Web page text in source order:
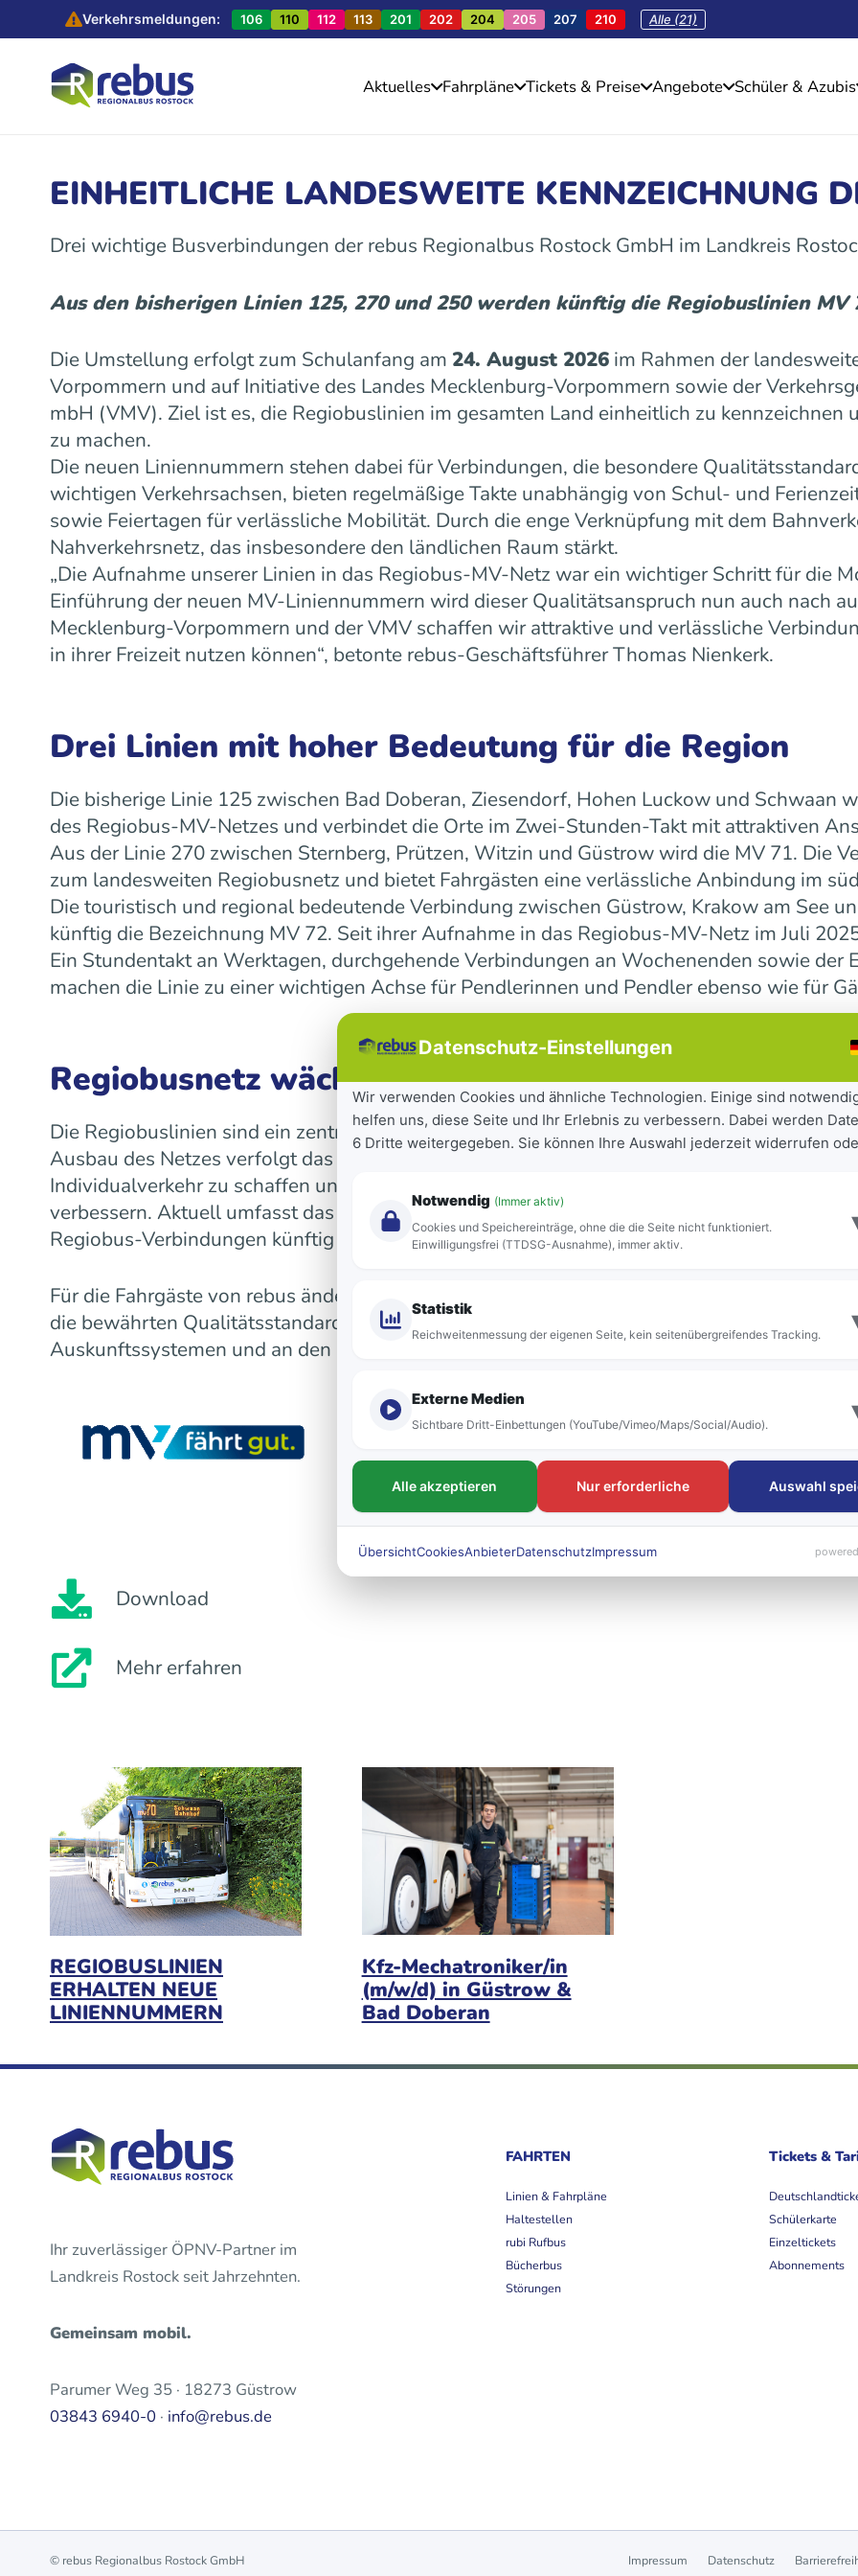
Verkehrsmeldungen: 106 110 112 113 201 202 204 205 207 210 Alle (21)
Aktuelles Fahrpläne Tickets & Preise Angebote Schüler & Azubis
EINHEITLICHE LANDESWEITE KENNZEICHNUNG
Drei wichtige Busverbindungen der rebus Regionalbus Rostock GmbH im Landkreis
Aus den bisherigen Linien 125, 270 und 250 werden künftig die Regiobuslinien MV
Die Umstellung erfolgt zum Schulanfang am 24. August 2026 im Rahmen der
Vorpommern und auf Initiative des Landes Mecklenburg-Vorpommern sowie der
mbH (VMV). Ziel ist es, die Regiobuslinien im gesamten Land einheitlich zu kennzeichnen
zu machen.
Die neuen Liniennummern stehen dabei für Verbindungen, die besondere
wichtigen Verkehrsachsen, bieten regelmäßige Takte unabhängig von Schul- und
sowie Feiertagen für verlässliche Mobilität. Durch die enge Verknüpfung mit dem
Nahverkehrsnetz, das insbesondere den ländlichen Raum stärkt.
„Die Aufnahme unserer Linien in das Regiobus-MV-Netz war ein wichtiger Schritt für die
Einführung der neuen MV-Liniennummern wird dieser Qualitätsanspruch nun auch nach
Mecklenburg-Vorpommern und der VMV schaffen wir attraktive und verlässliche
in ihrer Freizeit nutzen können“, betonte rebus-Geschäftsführer Thomas Nienkerk.
Drei Linien mit hoher Bedeutung für die Region
Die bisherige Linie 125 zwischen Bad Doberan, Ziesendorf, Hohen Luckow und Schwaan
des Regiobus-MV-Netzes und verbindet die Orte im Zwei-Stunden-Takt mit attraktiven
Aus der Linie 270 zwischen Sternberg, Prützen, Witzin und Güstrow wird die MV 71. Die
zum landesweiten Regiobusnetz und bietet Fahrgästen eine verlässliche Anbindung im
Die touristisch und regional bedeutende Verbindung zwischen Güstrow, Krakow am See
künftig die Bezeichnung MV 72. Seit ihrer Aufnahme in das Regiobus-MV-Netz im Juli
Ein Stundentakt an Werktagen, durchgehende Verbindungen an Wochenenden sowie der
machen die Linie zu einer wichtigen Achse für Pendlerinnen und Pendler ebenso wie für
Regiobusnetz wächst landesweit weiter
Die Regiobuslinien sind ein zentraler Bestandteil der seit 2023 laufenden
Ausbau des Netzes verfolgt das Land das Ziel, Städte und Gemeinden besser
Individualverkehr zu schaffen und die Mobilität für Bürgerinnen und Bürger sowie
verbessern. Aktuell umfasst das landesweite Netz 16 Regiobuslinien. Die neuen MV-
Regiobus-Verbindungen künftig auf einen Blick zu erkennen.
Für die Fahrgäste von rebus ändert sich mit der Umstellung vor allem die Bezeichnung
die bewährten Qualitätsstandards bleiben bestehen. Die neuen Liniennummern werden
Auskunftssystemen und an den Fahrzeugen sichtbar sein.
Download
Mehr erfahren
REGIOBUSLINIEN
ERHALTEN NEUE
LINIENNUMMERN
Kfz-Mechatroniker/in
(m/w/d) in Güstrow &
Bad Doberan
Ihr zuverlässiger ÖPNV-Partner im
Landkreis Rostock seit Jahrzehnten.
Gemeinsam mobil.
Parumer Weg 35 · 18273 Güstrow
03843 6940-0 · info@rebus.de
FAHRTEN
Linien & Fahrpläne
Haltestellen
rubi Rufbus
Bücherbus
Störungen
Tickets &
Schülerkarte
Einzeltickets
Abonnements
© rebus Regionalbus Rostock GmbH Impressum Datenschutz
Datenschutz-Einstellungen
Wir verwenden Cookies und ähnliche Technologien. Einige sind
helfen uns, diese Seite und Ihr Erlebnis zu verbessern. Dabei werden
6 Dritte weitergegeben. Sie können Ihre Auswahl jederzeit widerrufen
Notwendig (Immer aktiv)
Cookies und Speichereinträge, ohne die die Seite nicht funktioniert.
Einwilligungsfrei (TTDSG-Ausnahme), immer aktiv.
Statistik
Reichweitenmessung der eigenen Seite, kein seitenübergreifendes Tracking.
Externe Medien
Sichtbare Dritt-Einbettungen (YouTube/Vimeo/Maps/Social/Audio).
Alle akzeptieren Nur erforderliche Auswahl
ÜbersichtCookiesAnbieterDatenschutzImpressum